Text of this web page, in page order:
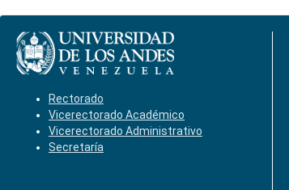
Rectorado
Vicerectorado Académico
Vicerectorado Administrativo
Secretaría